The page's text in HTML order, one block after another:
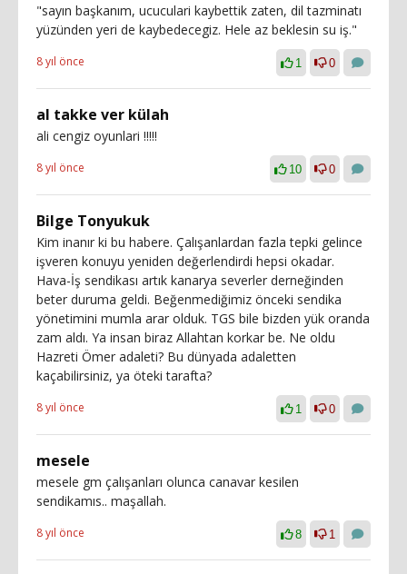
"sayın başkanım, ucuculari kaybettik zaten, dil tazminatı
yüzünden yeri de kaybedecegiz. Hele az beklesin su iş."
8 yıl önce 1 0
al takke ver külah
ali cengiz oyunlari !!!!!
8 yıl önce 10 0
Bilge Tonyukuk
Kim inanır ki bu habere. Çalışanlardan fazla tepki gelince
işveren konuyu yeniden değerlendirdi hepsi okadar.
Hava-İş sendikası artık kanarya severler derneğinden
beter duruma geldi. Beğenmediğimiz önceki sendika
yönetimini mumla arar olduk. TGS bile bizden yük oranda
zam aldı. Ya insan biraz Allahtan korkar be. Ne oldu
Hazreti Ömer adaleti? Bu dünyada adaletten
kaçabilirsiniz, ya öteki tarafta?
8 yıl önce 1 0
mesele
mesele gm çalışanları olunca canavar kesilen
sendikamıs.. maşallah.
8 yıl önce 8 1